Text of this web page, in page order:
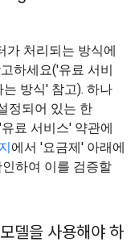
가 처리되는 방식에
하세요('유료 서비
방식' 참고). 하나
정되어 있는 한
료 서비스' 약관에
에서 '요금제' 아래에
하여 이를 검증할
델을 사용해야 하